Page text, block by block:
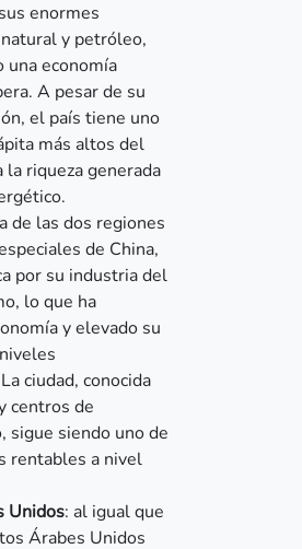
enormes
y petróleo,
una economía
A pesar de su
el país tiene uno
más altos del
la riqueza generada
de las dos regiones
de China,
por su industria del
lo que ha
y elevado su
ciudad, conocida
centros de
siendo uno de
rentables a nivel
Unidos: al igual que
Árabes Unidos